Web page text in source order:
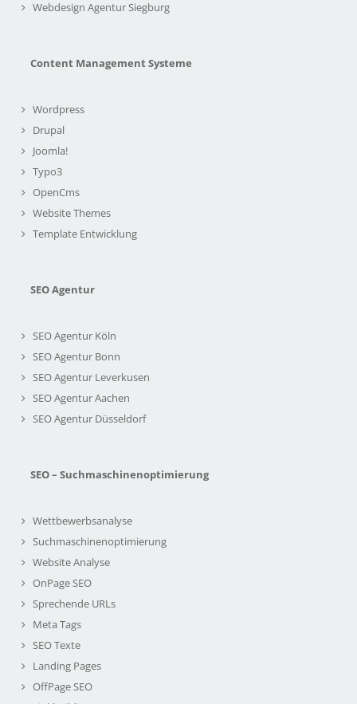
Webdesign Agentur Siegburg
Content Management Systeme
Wordpress
Drupal
Joomla!
Typo3
OpenCms
Website Themes
Template Entwicklung
SEO Agentur
SEO Agentur Köln
SEO Agentur Bonn
SEO Agentur Leverkusen
SEO Agentur Aachen
SEO Agentur Düsseldorf
SEO – Suchmaschinenoptimierung
Wettbewerbsanalyse
Suchmaschinenoptimierung
Website Analyse
OnPage SEO
Sprechende URLs
Meta Tags
SEO Texte
Landing Pages
OffPage SEO